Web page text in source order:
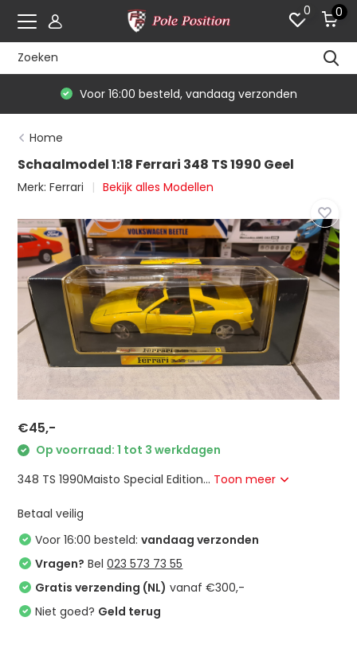
0 0
Voor 16:00 besteld, vandaag verzonden
Home
Schaalmodel 1:18 Ferrari 348 TS 1990 Geel
Merk:Ferrari Bekijk alles Modellen
€45,-
Op voorraad: 1 tot 3 werkdagen
348 TS 1990Maisto Special Edition... Toon meer
Betaal veilig
Voor 16:00 besteld:vandaag verzonden
Vragen? Bel023 573 73 55
Gratis verzending (NL) vanaf €300,-
Niet goed? Geld terug